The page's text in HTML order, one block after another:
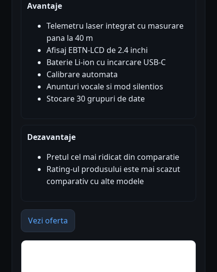
Avantaje
Telemetru laser integrat cu masurare
pana la 40 m
Afisaj EBTN-LCD de 2.4 inchi
Baterie Li-ion cu incarcare USB-C
Calibrare automata
Anunturi vocale si mod silentios
Stocare 30 grupuri de date
Dezavantaje
Pretul cel mai ridicat din comparatie
Rating-ul produsului este mai scazut
comparativ cu alte modele
Vezi oferta